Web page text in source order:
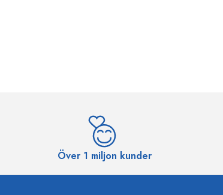
Över 1 miljon kunder